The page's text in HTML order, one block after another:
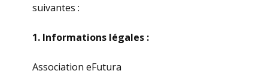
suivantes :
1. Informations légales :
Association eFutura